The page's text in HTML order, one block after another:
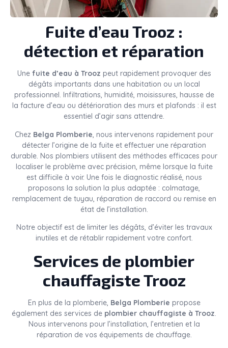
Fuite d’eau Trooz :
détection et réparation
Une fuite d’eau à Trooz peut rapidement provoquer des
dégâts importants dans une habitation ou un local
professionnel. Infiltrations, humidité, moisissures, hausse de
la facture d’eau ou détérioration des murs et plafonds : il est
essentiel d’agir sans attendre.
Chez Belga Plomberie, nous intervenons rapidement pour
détecter l’origine de la fuite et effectuer une réparation
durable. Nos plombiers utilisent des méthodes efficaces pour
localiser le problème avec précision, même lorsque la fuite
est difficile à voir. Une fois le diagnostic réalisé, nous
proposons la solution la plus adaptée : colmatage,
remplacement de tuyau, réparation de raccord ou remise en
état de l’installation.
Notre objectif est de limiter les dégâts, d’éviter les travaux
inutiles et de rétablir rapidement votre confort.
Services de plombier
chauffagiste Trooz
En plus de la plomberie, Belga Plomberie propose
également des services de plombier chauffagiste à Trooz.
Nous intervenons pour l’installation, l’entretien et la
réparation de vos équipements de chauffage.